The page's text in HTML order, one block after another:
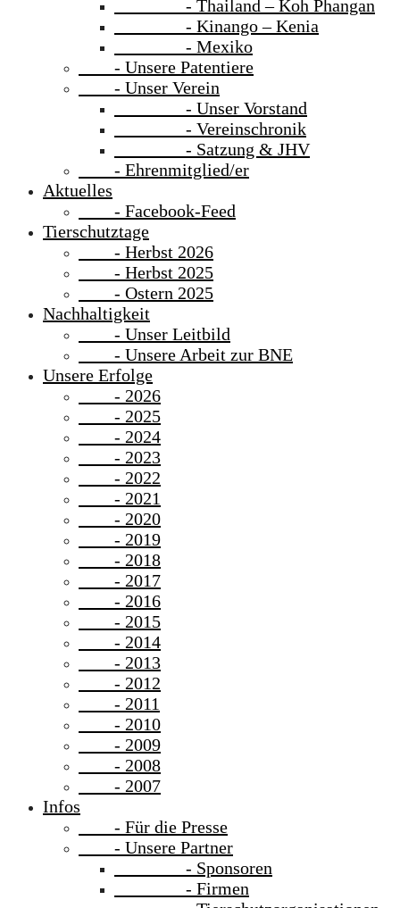
- Thailand – Koh Phangan
- Kinango – Kenia
- Mexiko
- Unsere Patentiere
- Unser Verein
- Unser Vorstand
- Vereinschronik
- Satzung & JHV
- Ehrenmitglied/er
Aktuelles
- Facebook-Feed
Tierschutztage
- Herbst 2026
- Herbst 2025
- Ostern 2025
Nachhaltigkeit
- Unser Leitbild
- Unsere Arbeit zur BNE
Unsere Erfolge
- 2026
- 2025
- 2024
- 2023
- 2022
- 2021
- 2020
- 2019
- 2018
- 2017
- 2016
- 2015
- 2014
- 2013
- 2012
- 2011
- 2010
- 2009
- 2008
- 2007
Infos
- Für die Presse
- Unsere Partner
- Sponsoren
- Firmen